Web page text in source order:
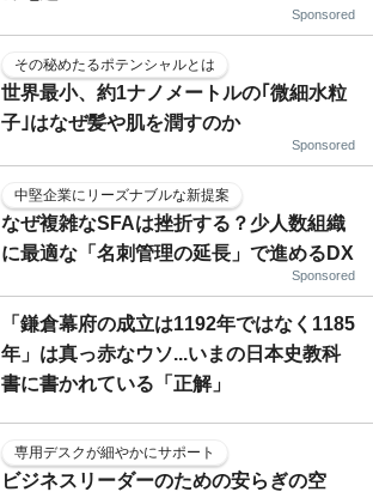
Sponsored
その秘めたるポテンシャルとは
世界最小、約1ナノメートルの｢微細水粒
子｣はなぜ髪や肌を潤すのか
Sponsored
中堅企業にリーズナブルな新提案
なぜ複雑なSFAは挫折する？少人数組織
に最適な「名刺管理の延長」で進めるDX
Sponsored
「鎌倉幕府の成立は1192年ではなく1185
年」は真っ赤なウソ...いまの日本史教科
書に書かれている「正解」
専用デスクが細やかにサポート
ビジネスリーダーのための安らぎの空